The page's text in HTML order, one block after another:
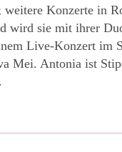
Konzerte in
wird sie mit ihrer
Live-Konzert im
Mei. Antonia ist